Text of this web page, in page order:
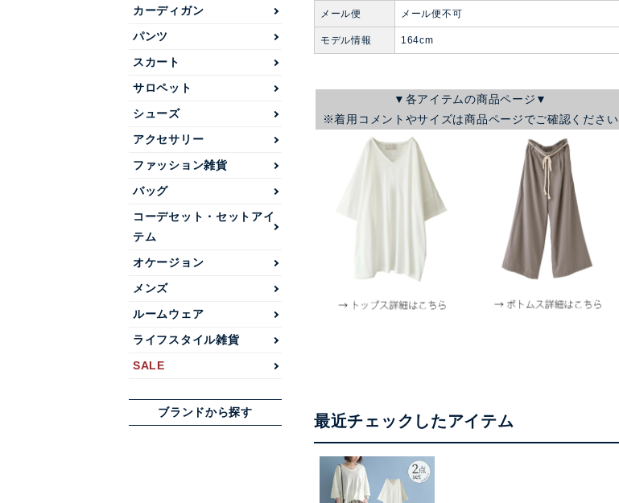
カーディガン
パンツ
スカート
サロペット
シューズ
アクセサリー
ファッション雑貨
バッグ
コーデセット・セットアイ
テム
オケージョン
メンズ
ルームウェア
ライフスタイル雑貨
SALE
ブランドから探す
メール便 メール便不可
モデル情報 164cm
▼各アイテムの商品ページ▼
※着用コメントやサイズは商品ページでご確認ください
最近チェックしたアイテム